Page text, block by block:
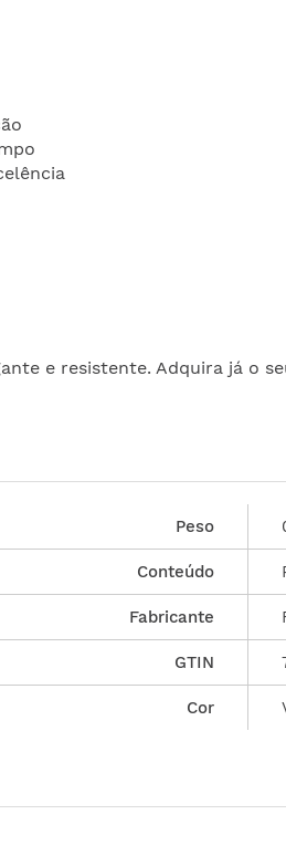
e resistente. Adquira já o
Peso
Conteúdo
Fabricante
GTIN
Cor